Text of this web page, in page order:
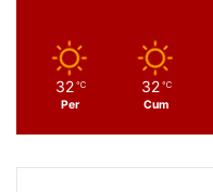
32 ℃
Per
32 ℃
Cum